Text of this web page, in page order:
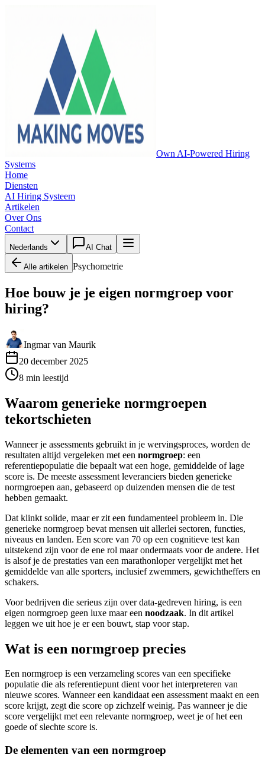
Own AI-Powered Hiring
Systems
Home
Diensten
AI Hiring Systeem
Artikelen
Over Ons
Contact
Nederlands AI Chat
Alle artikelen Psychometrie
Hoe bouw je je eigen normgroep voor
hiring?
Ingmar van Maurik
20 december 2025
8 min leestijd
Waarom generieke normgroepen
tekortschieten
Wanneer je assessments gebruikt in je wervingsproces, worden de
resultaten altijd vergeleken met een normgroep: een
referentiepopulatie die bepaalt wat een hoge, gemiddelde of lage
score is. De meeste assessment leveranciers bieden generieke
normgroepen aan, gebaseerd op duizenden mensen die de test
hebben gemaakt.
Dat klinkt solide, maar er zit een fundamenteel probleem in. Die
generieke normgroep bevat mensen uit allerlei sectoren, functies,
niveaus en landen. Een score van 70 op een cognitieve test kan
uitstekend zijn voor de ene rol maar ondermaats voor de andere. Het
is alsof je de prestaties van een marathonloper vergelijkt met het
gemiddelde van alle sporters, inclusief zwemmers, gewichtheffers en
schakers.
Voor bedrijven die serieus zijn over data-gedreven hiring, is een
eigen normgroep geen luxe maar een noodzaak. In dit artikel
leggen we uit hoe je er een bouwt, stap voor stap.
Wat is een normgroep precies
Een normgroep is een verzameling scores van een specifieke
populatie die als referentiepunt dient voor het interpreteren van
nieuwe scores. Wanneer een kandidaat een assessment maakt en een
score krijgt, zegt die score op zichzelf weinig. Pas wanneer je die
score vergelijkt met een relevante normgroep, weet je of het een
goede of slechte score is.
De elementen van een normgroep